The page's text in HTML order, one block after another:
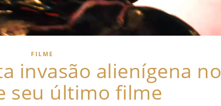
FILME
invasão alienígena no
seu último filme